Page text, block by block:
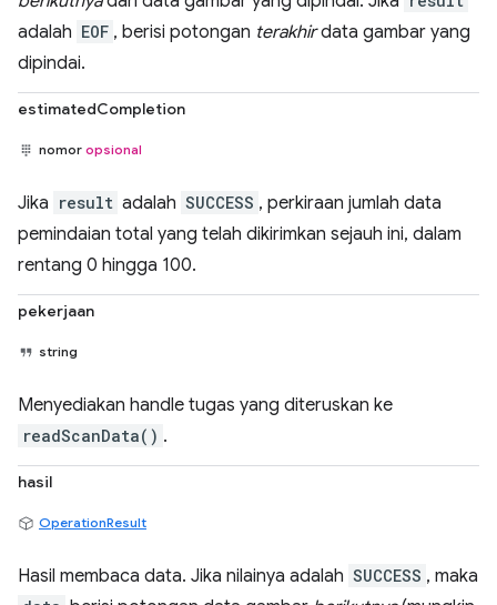
adalah EOF , berisi potongan terakhirdata gambar yang
dipindai.
estimatedCompletion
nomor opsional
Jika result adalah SUCCESS , perkiraan jumlah data
pemindaian total yang telah dikirimkan sejauh ini, dalam
rentang 0 hingga 100.
pekerjaan
string
Menyediakan handle tugas yang diteruskan ke
readScanData() .
hasil
OperationResult
Hasil membaca data. Jika nilainya adalah SUCCESS , maka